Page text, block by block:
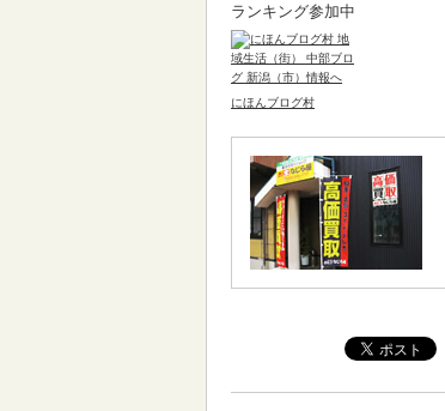
ランキング参加中
にほんブログ村